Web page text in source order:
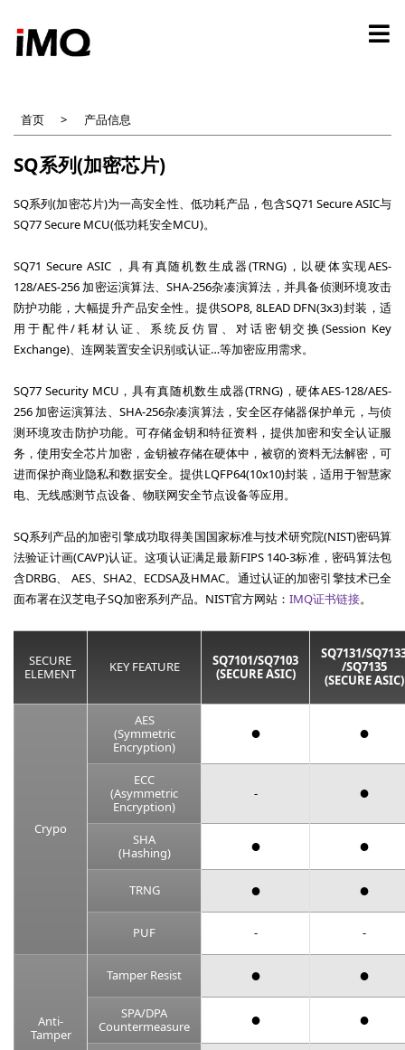
首页 产品信息
SQ系列(加密芯片)
SQ系列(加密芯片)为一高安全性、低功耗产品，包含SQ71 Secure ASIC与
SQ77 Secure MCU(低功耗安全MCU)。
SQ71 Secure ASIC ，具有真随机数生成器(TRNG)，以硬体实现AES-
128/AES-256 加密运演算法、SHA-256杂凑演算法，并具备侦测环境攻击
防护功能，大幅提升产品安全性。提供SOP8, 8LEAD DFN(3x3)封装，适
用于配件/耗材认证、系统反仿冒、对话密钥交换(Session Key
Exchange)、连网装置安全识别或认证…等加密应用需求。
SQ77 Security MCU，具有真随机数生成器(TRNG)，硬体AES-128/AES-
256 加密运演算法、SHA-256杂凑演算法，安全区存储器保护单元，与侦
测环境攻击防护功能。可存储金钥和特征资料，提供加密和安全认证服
务，使用安全芯片加密，金钥被存储在硬体中，被窃的资料无法解密，可
进而保护商业隐私和数据安全。提供LQFP64(10x10)封装，适用于智慧家
电、无线感测节点设备、物联网安全节点设备等应用。
SQ系列产品的加密引擎成功取得美国国家标准与技术研究院(NIST)密码算
法验证计画(CAVP)认证。这项认证满足最新FIPS 140-3标准，密码算法包
含DRBG、 AES、SHA2、ECDSA及HMAC。通过认证的加密引擎技术已全
面布署在汉芝电子SQ加密系列产品。NIST官方网站： IMQ证书链接。
SECURE
ELEMENT
KEY FEATURE
SQ7101/SQ7103
(SECURE ASIC)
SQ7131/
/SQ7135
(SECURE ASIC)
Crypo
AES
(Symmetric
Encryption)
● ●
ECC
(Asymmetric
Encryption)
- ●
SHA
(Hashing)
● ●
TRNG ● ●
PUF - -
Anti-
Tamper
Tamper Resist ● ●
SPA/DPA
Countermeasure
● ●